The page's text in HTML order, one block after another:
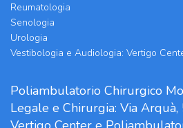
Reumatologia
Senologia
Urologia
Vestibologia e Audiologia: Vertigo
Poliambulatorio Chirurgico
Legale e Chirurgia: Via Arquà,